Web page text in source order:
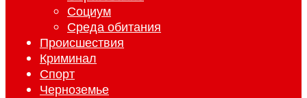
Социум
Среда обитания
Происшествия
Криминал
Спорт
Черноземье